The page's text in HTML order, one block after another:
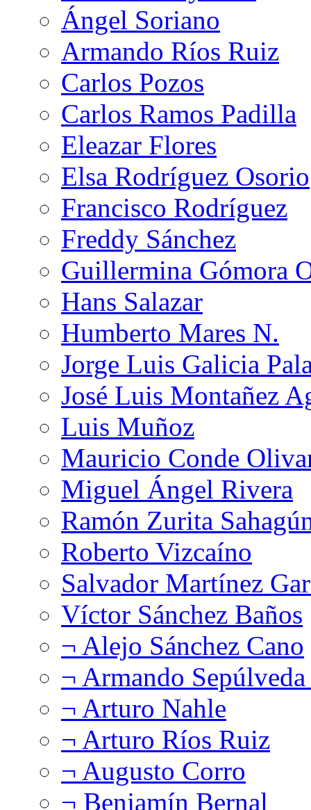
Ángel Soriano
Armando Ríos Ruiz
Carlos Pozos
Carlos Ramos Padilla
Eleazar Flores
Elsa Rodríguez Osorio
Francisco Rodríguez
Freddy Sánchez
Guillermina Gómora
Hans Salazar
Humberto Mares N.
Jorge Luis Galicia
José Luis Montañez
Luis Muñoz
Mauricio Conde
Miguel Ángel Rivera
Ramón Zurita
Roberto Vizcaíno
Salvador Martínez
Víctor Sánchez Baños
¬ Alejo Sánchez Cano
¬ Armando
¬ Arturo Nahle
¬ Arturo Ríos Ruiz
¬ Augusto Corro
¬ Benjamín Bernal